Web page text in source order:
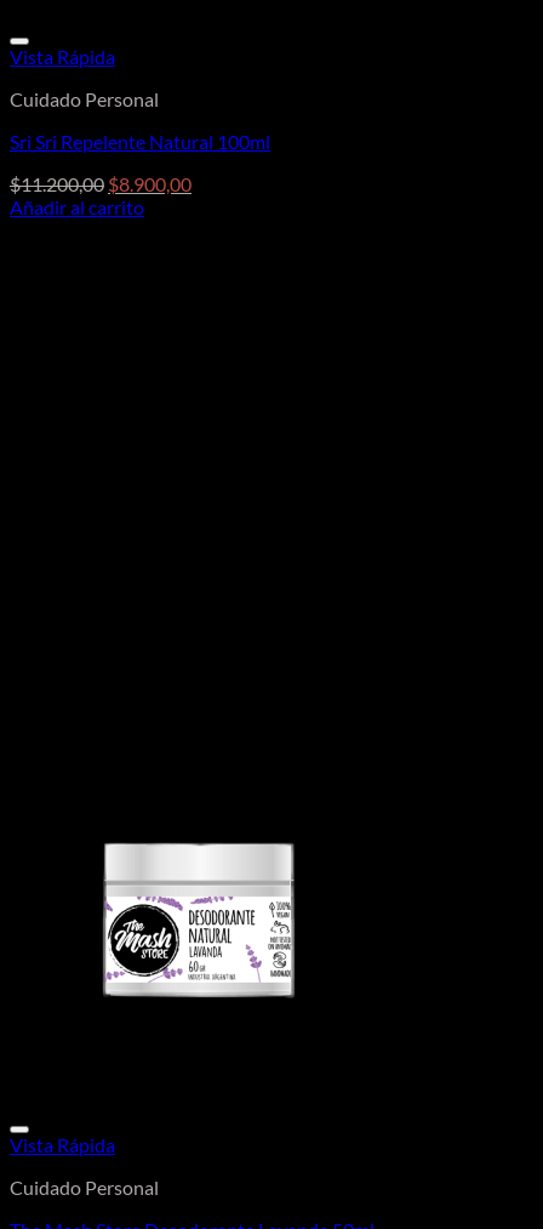
Vista Rápida
Cuidado Personal
Sri Sri Repelente Natural 100ml
$11.200,00 El
precio
$8.900,00El
Añadir al carrito
Vista Rápida
Cuidado Personal